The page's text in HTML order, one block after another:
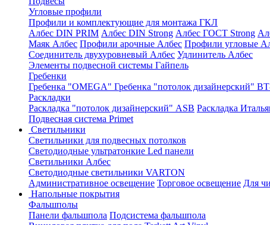
Угловые профили
Профили и комплектующие для монтажа ГКЛ
Албес DIN PRIM Албес DIN Strong Албес ГОСТ Strong
Маяк Албес Профили арочные Албес Профили угловые
Соединитель двухуровневый Албес Удлинитель Албес
Элементы подвесной системы Гайпель
Гребенки
Гребенка "OMEGA" Гребенка "потолок дизайнерский"
Раскладки
Раскладка "потолок дизайнерский" ASB Раскладка
Подвесная система Primet
Светильники
Светильники для подвесных потолков
Светодиодные ультратонкие Led панели
Светильники Албес
Светодиодные светильники VARTON
Административное освещение Торговое освещение Для
Напольные покрытия
Фальшполы
Панели фальшпола Подсистема фальшпола